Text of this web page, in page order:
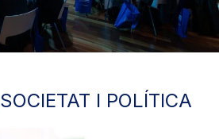
SOCIETAT I POLÍTICA